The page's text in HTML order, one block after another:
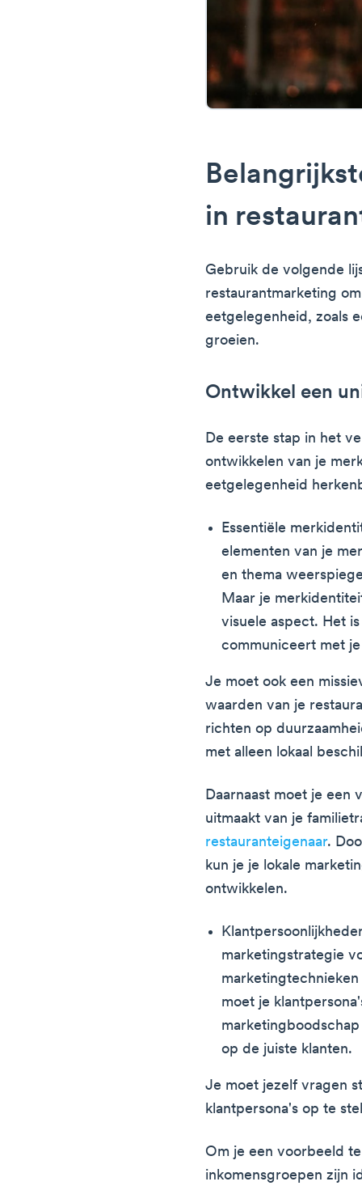
in
Gebruik de volgende
restaurantmarketing
eetgelegenheid, zoals
groeien.
Ontwikkel een
De eerste stap in het
ontwikkelen van je
eetgelegenheid
Essentiële
elementen van je
en thema
Maar je
visuele aspect. Het
communiceert met
Je moet ook een
waarden van je
richten op
met alleen lokaal
Daarnaast moet je een
uitmaakt van je
restauranteigenaar.
kun je je lokale
ontwikkelen.
marketingstrategie
moet je
op de juiste klanten.
Je moet jezelf vragen
klantpersona's op te
Om je een voorbeeld
inkomensgroepen zijn